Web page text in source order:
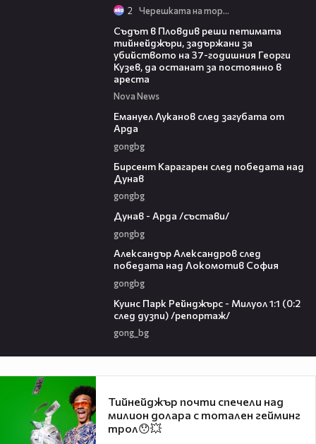
2 Черешката на тортата
Съдът в Пловдив реши петимата
тийнейджъри, задържани за
убийството на 37-годишния Георги
Кузев, да останат за постоянно в
ареста
Nova News
Емануел Луканов след загубата от
Арда
gongbg
Бирсент Карагарен след победата над
Дунав
gongbg
Дунав - Арда /състави/
gongbg
Александър Александров след
победата над Локомотив София
gongbg
Куинс Парк Рейнджърс - Милуол 1:1 (0:2
след дузпи) /репортаж/
gong_bg
Тийнейджър почти спечели над
милион долара с тотален гейминг
трол😯💥